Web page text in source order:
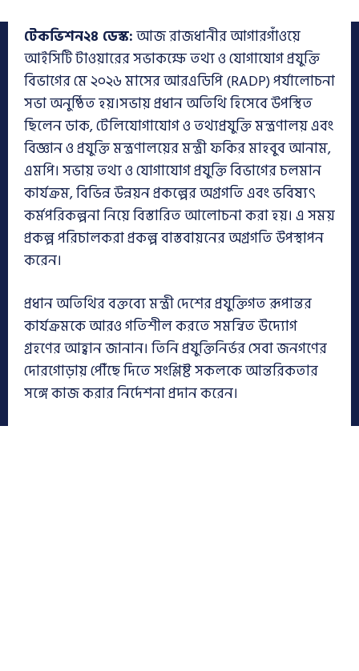
টেকভিশন২৪ ডেস্ক:আজ রাজধানীর আগারগাঁওয়ে
আইসিটি টাওয়ারের সভাকক্ষে তথ্য ও যোগাযোগ প্রযুক্তি
বিভাগের মে ২০২৬ মাসের আর‌এডিপি (RADP) পর্যালোচনা
সভা অনুষ্ঠিত হয়।সভায় প্রধান অতিথি হিসেবে উপস্থিত
ছিলেন ডাক, টেলিযোগাযোগ ও তথ্যপ্রযুক্তি মন্ত্রণালয় এবং
বিজ্ঞান ও প্রযুক্তি মন্ত্রণালয়ের মন্ত্রী ফকির মাহবুব আনাম,
এমপি। সভায় তথ্য ও যোগাযোগ প্রযুক্তি বিভাগের চলমান
কার্যক্রম, বিভিন্ন উন্নয়ন প্রকল্পের অগ্রগতি এবং ভবিষ্যৎ
কর্মপরিকল্পনা নিয়ে বিস্তারিত আলোচনা করা হয়। এ সময়
প্রকল্প পরিচালকরা প্রকল্প বাস্তবায়নের অগ্রগতি উপস্থাপন
করেন।
প্রধান অতিথির বক্তব্যে মন্ত্রী দেশের প্রযুক্তিগত রূপান্তর
কার্যক্রমকে আরও গতিশীল করতে সমন্বিত উদ্যোগ
গ্রহণের আহ্বান জানান। তিনি প্রযুক্তিনির্ভর সেবা জনগণের
দোরগোড়ায় পৌঁছে দিতে সংশ্লিষ্ট সকলকে আন্তরিকতার
সঙ্গে কাজ করার নির্দেশনা প্রদান করেন।